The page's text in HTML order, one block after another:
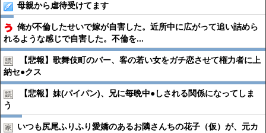
母親から虐待受けてます
俺が不倫したせいで嫁が自害した。近所中に広がって追い詰めら
れるような感じで自害した。不倫を...
【悲報】歌舞伎町のバー、客の若い女をガチ恋させて権力者に上
納セ●︎クス
【悲報】妹(パイパン)、兄に毎晩中●︎しされる関係になってしま
う
いつも尻尾ふりふり愛嬌のあるお隣さんちの花子（仮）が、元カ